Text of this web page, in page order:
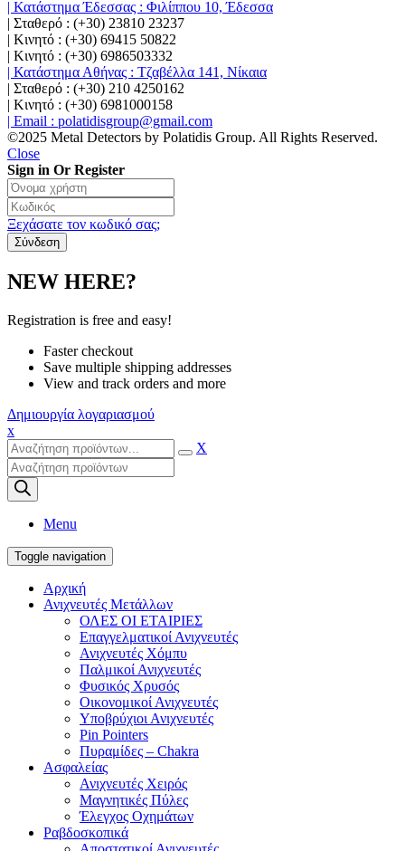
| Κατάστημα Έδεσσας : Φιλίππου 10, Έδεσσα
| Σταθερό : (+30) 23810 23237
| Κινητό : (+30) 69415 50822
| Κινητό : (+30) 6986503332
| Κατάστημα Αθήνας : Τζαβέλλα 141, Νίκαια
| Σταθερό : (+30) 210 4250162
| Κινητό : (+30) 6981000158
| Email : polatidisgroup@gmail.com
©2025 Metal Detectors by Polatidis Group. All Rights Reserved.
Close
Sign in Or Register
Ξεχάσατε τον κωδικό σας;
NEW HERE?
Registration is free and easy!
Faster checkout
Save multiple shipping addresses
View and track orders and more
Δημιουργία λογαριασμού
x
X
Products
search
Menu
Toggle navigation
Αρχική
Ανιχνευτές Μετάλλων
ΟΛΕΣ ΟΙ ΕΤΑΙΡΙΕΣ
Επαγγελματικοί Ανιχνευτές
Ανιχνευτές Χόμπυ
Παλμικοί Ανιχνευτές
Φυσικός Χρυσός
Οικονομικοί Ανιχνευτές
Υποβρύχιοι Ανιχνευτές
Pin Pointers
Πυραμίδες – Chakra
Ασφαλείας
Ανιχνευτές Χειρός
Μαγνητικές Πύλες
Έλεγχος Οχημάτων
Ραβδοσκοπικά